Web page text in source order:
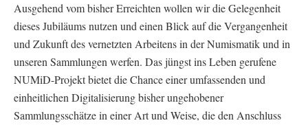
Ausgehend vom bisher Erreichten wollen wir die Gelegenheit
dieses Jubiläums nutzen und einen Blick auf die Vergangenheit
und Zukunft des vernetzten Arbeitens in der Numismatik und in
unseren Sammlungen werfen. Das jüngst ins Leben gerufene
NUMiD-Projekt bietet die Chance einer umfassenden und
einheitlichen Digitalisierung bisher ungehobener
Sammlungsschätze in einer Art und Weise, die den Anschluss